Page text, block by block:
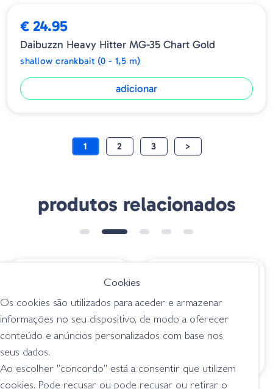
€ 24.95
Daibuzzn Heavy Hitter MG-35 Chart Gold
shallow crankbait (0 - 1,5 m)
adicionar
1 2 3 >
produtos relacionados
MOONSAULT CB 50
Purple Neon
shallow crankbait (0 -
6th Sense Curve
Finesse Squarebill -
Neon Sunfish
Cookies
Os cookies são utilizados para aceder e armazenar
informações no seu dispositivo, de modo a oferecer
conteúdo e anúncios personalizados com base nos
seus dados.
Ao escolher "concordo" está a consentir que utilizem
cookies. Pode recusar ou pode recusar ou retirar o